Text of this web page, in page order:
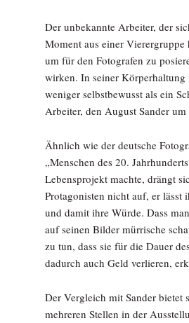
Der unbekannte Arbeiter, der
Moment aus einer Vierergruppe
um für den Fotografen zu
wirken. In seiner Körperhaltung
weniger selbstbewusst als ein
Arbeiter, den August Sander
Ähnlich wie der deutsche
„Menschen des 20.
Lebensprojekt machte, drängt
Protagonisten nicht auf, er lässt
und damit ihre Würde. Dass
auf seinen Bilder mürrische
zu tun, dass sie für die Dauer
dadurch auch Geld verlieren,
Der Vergleich mit Sander bietet
mehreren Stellen in der